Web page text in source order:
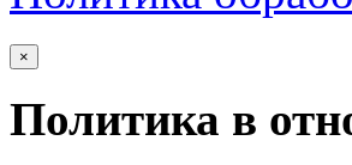
×
Политика в